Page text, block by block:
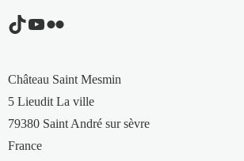
TikTok
YouTube
Flickr
Château Saint Mesmin
5 Lieudit La ville
79380 Saint André sur sèvre
France